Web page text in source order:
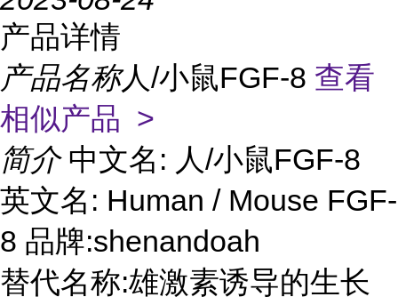
产品详情
产品名称人/小鼠FGF-8 查看
相似产品 >
简介 中文名: 人/小鼠FGF-8
英文名: Human / Mouse FGF-
8 品牌:shenandoah
替代名称:雄激素诱导的生长